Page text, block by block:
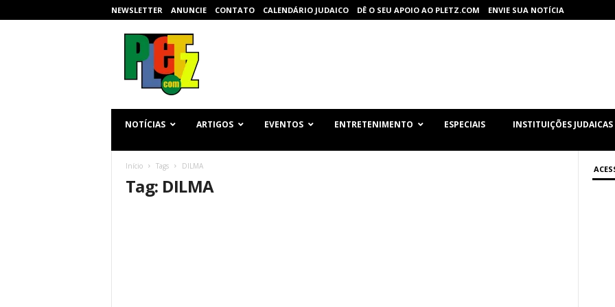
NEWSLETTER ANUNCIE CONTATO CALENDÁRIO JUDAICO DÊ O SEU APOIO AO PLETZ.COM ENVIE SUA NOTÍCIA
NOTÍCIAS ARTIGOS EVENTOS ENTRETENIMENTO ESPECIAIS INSTITUIÇÕES JUDAICAS
Início Tags DILMA
Tag: DILMA